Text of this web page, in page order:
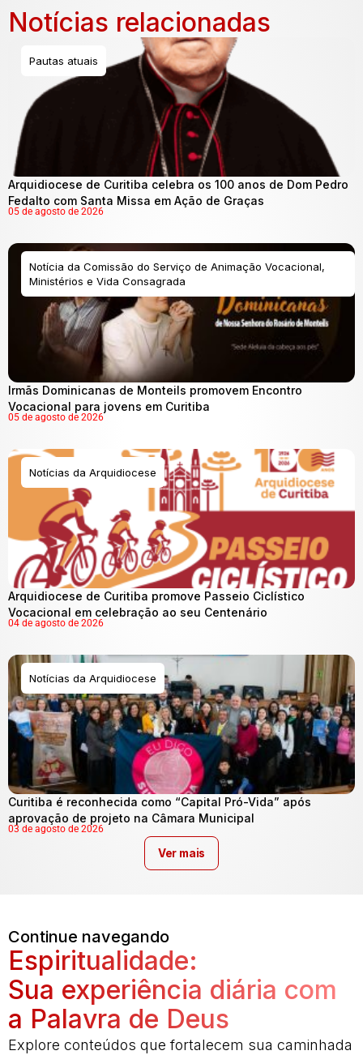
Notícias relacionadas
Pautas atuais
Arquidiocese de Curitiba celebra os 100 anos de Dom Pedro
Fedalto com Santa Missa em Ação de Graças
05 de agosto de 2026
Notícia da Comissão do Serviço de Animação Vocacional,
Ministérios e Vida Consagrada
Irmãs Dominicanas de Monteils promovem Encontro
Vocacional para jovens em Curitiba
05 de agosto de 2026
Notícias da Arquidiocese
Arquidiocese de Curitiba promove Passeio Ciclístico
Vocacional em celebração ao seu Centenário
04 de agosto de 2026
Notícias da Arquidiocese
Curitiba é reconhecida como “Capital Pró-Vida” após
aprovação de projeto na Câmara Municipal
03 de agosto de 2026
Ver mais
Continue navegando
Espiritualidade:
Sua experiência diária com
a Palavra de Deus
Explore conteúdos que fortalecem sua caminhada